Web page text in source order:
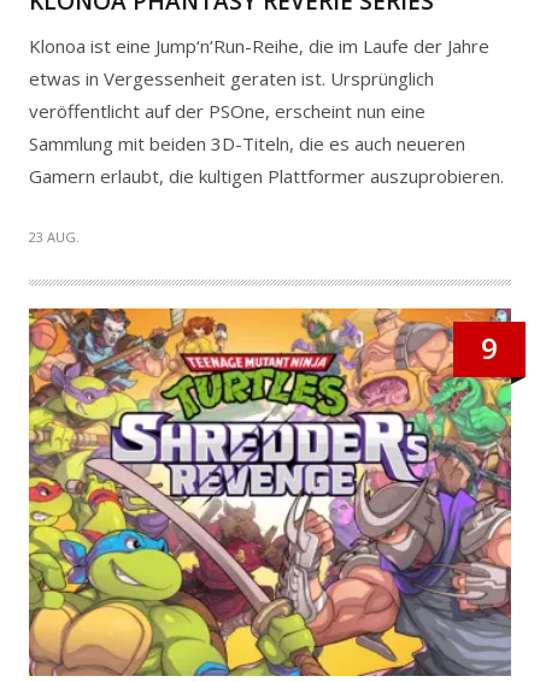
Klonoa ist eine Jump‘n‘Run-Reihe, die im Laufe der Jahre
etwas in Vergessenheit geraten ist. Ursprünglich
veröffentlicht auf der PSOne, erscheint nun eine
Sammlung mit beiden 3D-Titeln, die es auch neueren
Gamern erlaubt, die kultigen Plattformer auszuprobieren.
23 AUG.
9